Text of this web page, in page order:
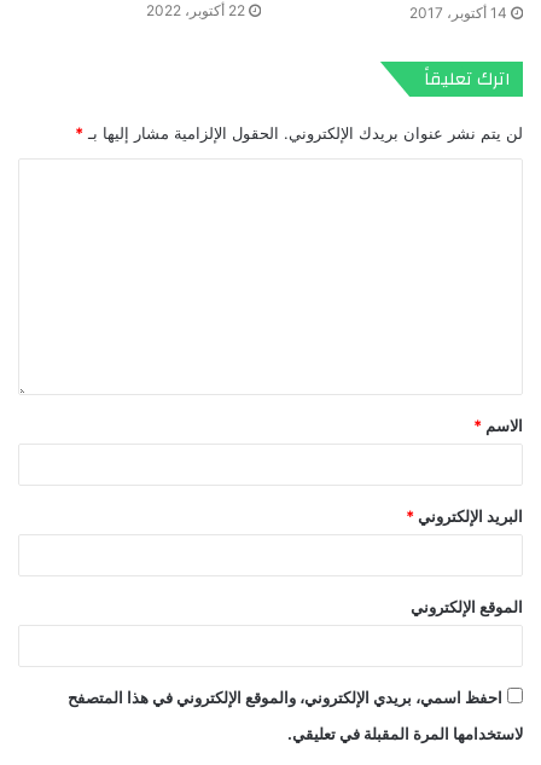
14 أكتوبر، 2017 22 أكتوبر، 2022
اترك تعليقاً
لن يتم نشر عنوان بريدك الإلكتروني. الحقول الإلزامية مشار إليها بـ *
الاسم *
البريد الإلكتروني *
الموقع الإلكتروني
احفظ اسمي، بريدي الإلكتروني، والموقع الإلكتروني في هذا المتصفح
لاستخدامها المرة المقبلة في تعليقي.